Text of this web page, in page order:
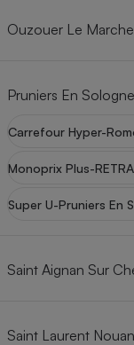
Ouzouer Le Marche
Pruniers En Sologne
Carrefour Hyper-
Monoprix Plus-
Super U-Pruniers En
Saint Aignan Sur
Saint Laurent Nouan